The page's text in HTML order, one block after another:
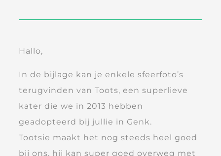
Hallo,
In de bijlage kan je enkele sfeerfoto’s
terugvinden van Toots, een superlieve
kater die we in 2013 hebben
geadopteerd bij jullie in Genk.
Tootsie maakt het nog steeds heel goed
bij ons, hij kan super goed overweg met